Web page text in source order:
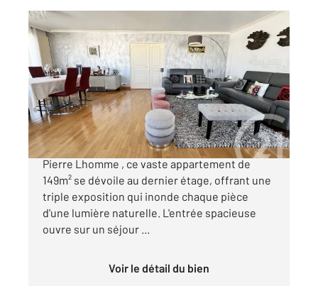
COURBEVOIE 92
149,23 m , 6 pièces
Ref : 23059
Appartement F6 à vendre
1 175 000 €
Au cœur du quartier piétonnier de de la rue
Pierre Lhomme , ce vaste appartement de
149m² se dévoile au dernier étage, offrant une
triple exposition qui inonde chaque pièce
d'une lumière naturelle. L'entrée spacieuse
ouvre sur un séjour ...
Voir le détail du bien